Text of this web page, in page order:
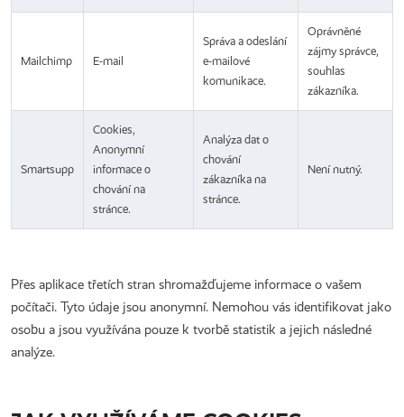
Mailchimp E-mail
Správa a odeslání
e-mailové
komunikace.
Oprávněné
zájmy správce,
souhlas
zákazníka.
Smartsupp
Cookies,
Anonymní
informace o
chování na
stránce.
Analýza dat o
chování
zákazníka na
stránce.
Není nutný.
Přes aplikace třetích stran shromažďujeme informace o vašem
počítači. Tyto údaje jsou anonymní. Nemohou vás identifikovat jako
osobu a jsou využívána pouze k tvorbě statistik a jejich následné
analýze.